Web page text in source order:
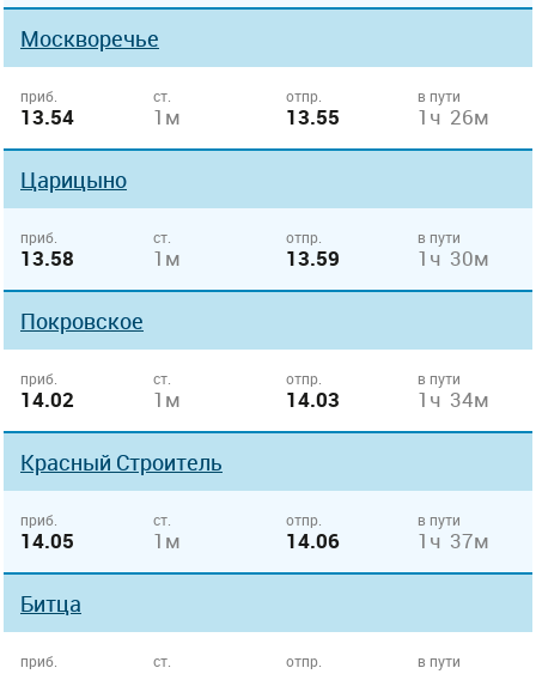
Москворечье
приб.
13.54
ст.
1м
отпр.
13.55
в пути
1ч 26м
Царицыно
приб.
13.58
ст.
1м
отпр.
13.59
в пути
1ч 30м
Покровское
приб.
14.02
ст.
1м
отпр.
14.03
в пути
1ч 34м
Красный Строитель
приб.
14.05
ст.
1м
отпр.
14.06
в пути
1ч 37м
Битца
приб. ст. отпр. в пути